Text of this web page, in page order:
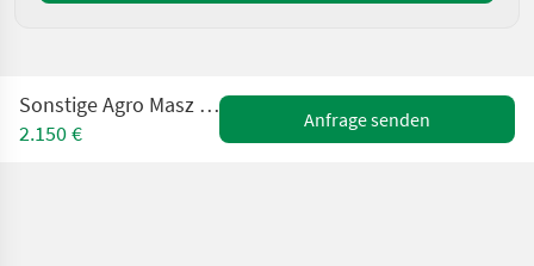
Sonstige Agro Masz AP2 Nachsaatgerät
2.150 €
Anfrage senden